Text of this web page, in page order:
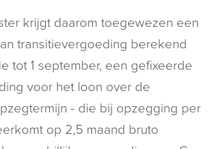
krijgt daarom toegewezen een
transitievergoeding berekend
tot 1 september, een gefixeerde
voor het loon over de
- die bij opzegging per
op 2,5 maand bruto